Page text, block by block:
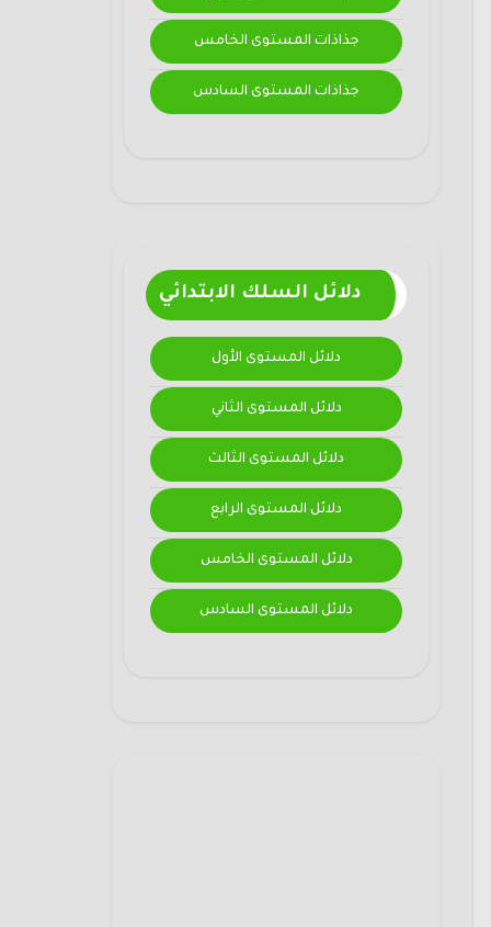
جذاذات المستوى الخامس
جذاذات المستوى السادس
دلائل السلك الابتدائي
دلائل المستوى الأول
دلائل المستوى الثاني
دلائل المستوى الثالث
دلائل المستوى الرابع
دلائل المستوى الخامس
دلائل المستوى السادس